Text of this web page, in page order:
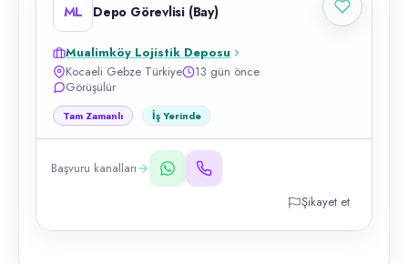
ML Depo Görevlisi (Bay)
Mualimköy Lojistik Deposu
Kocaeli Gebze Türkiye
13 gün önce
Görüşülür
Tam Zamanlı İş Yerinde
Başvuru kanalları
Şikayet et